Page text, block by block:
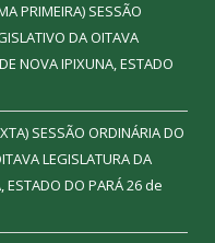
PRIMEIRA) SESSÃO
DA OITAVA
NOVA IPIXUNA, ESTADO
SESSÃO ORDINÁRIA DO
LEGISLATURA DA
ESTADO DO PARÁ26 de